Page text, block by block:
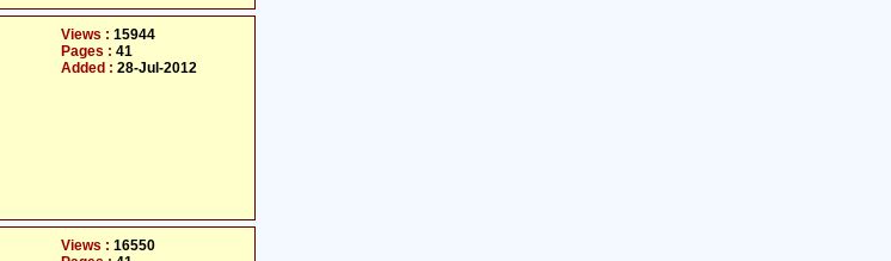
Views : 15944
Pages : 41
Added : 28-Jul-2012
Views : 16550